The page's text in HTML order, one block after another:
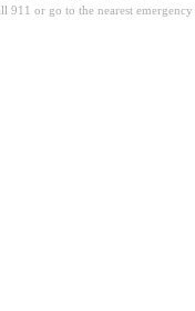
911 or go to the nearest emergency